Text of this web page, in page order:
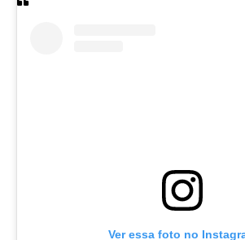
Ver essa foto no